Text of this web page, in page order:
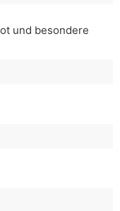
und besondere